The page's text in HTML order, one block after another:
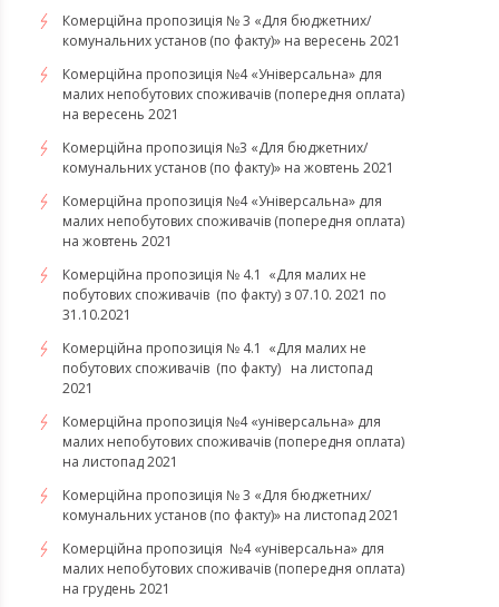
Комерційна пропозиція № 3 «Для бюджетних/
комунальних установ (по факту)» на вересень 2021
Комерційна пропозиція №4 «Універсальна» для
малих непобутових споживачів (попередня оплата)
на вересень 2021
Комерційна пропозиція №3 «Для бюджетних/
комунальних установ (по факту)» на жовтень 2021
Комерційна пропозиція №4 «Універсальна» для
малих непобутових споживачів (попередня оплата)
на жовтень 2021
Комерційна пропозиція № 4.1 «Для малих не
побутових споживачів (по факту) з 07.10. 2021 по
31.10.2021
​​​​​​​Комерційна пропозиція № 4.1 «Для малих не
побутових споживачів (по факту) на листопад
2021
Комерційна пропозиція №4 «універсальна» для
малих непобутових споживачів (попередня оплата)
на листопад 2021
Комерційна пропозиція № 3 «Для бюджетних/
комунальних установ (по факту)» на листопад 2021
Комерційна пропозиція №4 «універсальна» для
малих непобутових споживачів (попередня оплата)
на грудень 2021